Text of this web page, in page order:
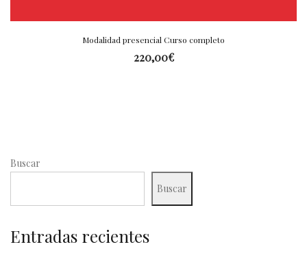
Modalidad presencial Curso completo
220,00€
Buscar
Buscar
Entradas recientes